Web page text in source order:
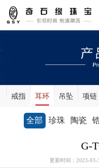
戒指 耳环 吊坠 项链
全部 珍珠 陶瓷
G-
更新时间：2023-